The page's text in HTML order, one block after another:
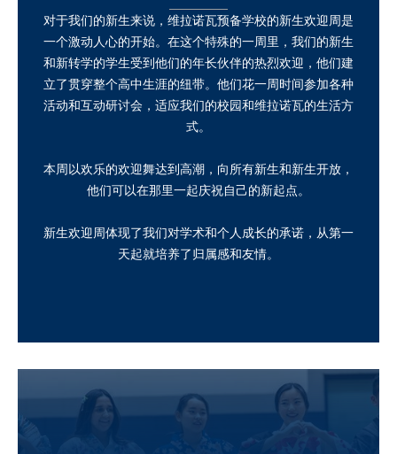
对于我们的新生来说，维拉诺瓦预备学校的新生欢迎周是
一个激动人心的开始。在这个特殊的一周里，我们的新生
和新转学的学生受到他们的年长伙伴的热烈欢迎，他们建
立了贯穿整个高中生涯的纽带。他们花一周时间参加各种
活动和互动研讨会，适应我们的校园和维拉诺瓦的生活方
式。
本周以欢乐的欢迎舞达到高潮，向所有新生和新生开放，
他们可以在那里一起庆祝自己的新起点。
新生欢迎周体现了我们对学术和个人成长的承诺，从第一
天起就培养了归属感和友情。